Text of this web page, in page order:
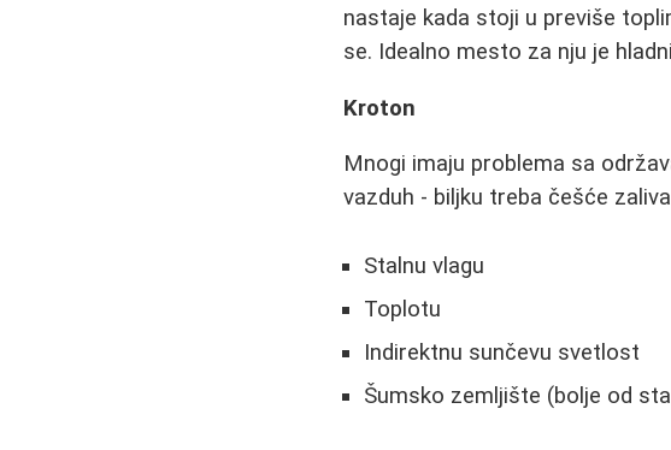
nastaje kada stoji u previše
se. Idealno mesto za nju je
Kroton
Mnogi imaju problema sa
vazduh - biljku treba češće
Stalnu vlagu
Toplotu
Indirektnu sunčevu svetlost
Šumsko zemljište (bolje od